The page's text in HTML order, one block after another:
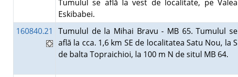
Tumulul se află la vest de localitate, pe Valea
Eskibabei.
160840.21
Tumulul de la Mihai Bravu - MB 65. Tumulul se
află la cca. 1,6 km SE de localitatea Satu Nou, la S
de balta Topraichioi, la 100 m N de situl MB 64.